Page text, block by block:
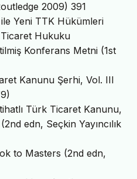
2009) 391
Yeni TTK Hükümleri
Hukuku
Konferans Metni (1st
Kanunu Şerhi, Vol. III
Türk Ticaret Kanunu,
edn, Seçkin Yayıncılık
to Masters (2nd edn,